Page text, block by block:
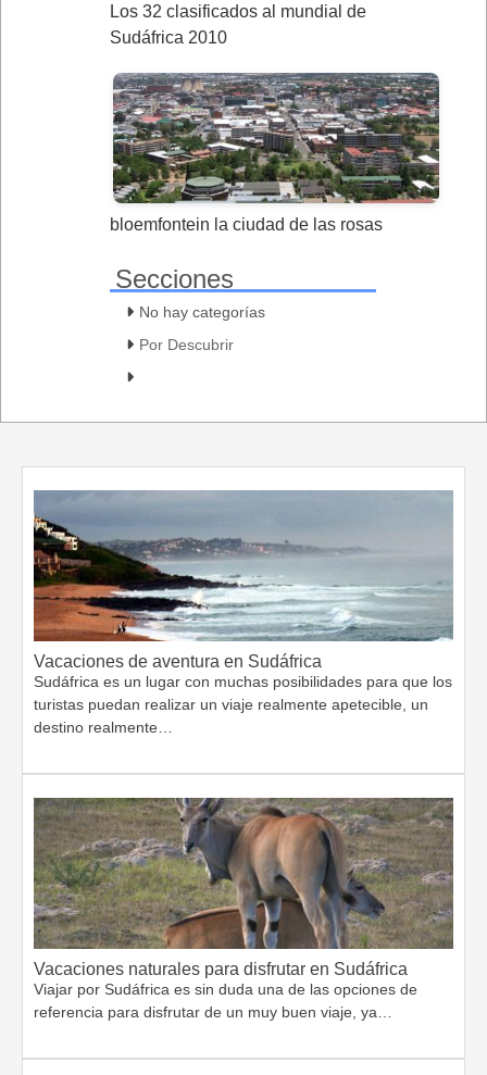
Los 32 clasificados al mundial de
Sudáfrica 2010
bloemfontein la ciudad de las rosas
Secciones
No hay categorías
Por Descubrir
Vacaciones de aventura en Sudáfrica
Sudáfrica es un lugar con muchas posibilidades para que los
turistas puedan realizar un viaje realmente apetecible, un
destino realmente…
Vacaciones naturales para disfrutar en Sudáfrica
Viajar por Sudáfrica es sin duda una de las opciones de
referencia para disfrutar de un muy buen viaje, ya…